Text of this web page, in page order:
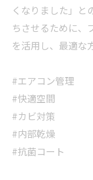
くなりました」と
ちさせるために、
を活用し、最適な
#エアコン管理
#快適空間
#カビ対策
#内部乾燥
#抗菌コート